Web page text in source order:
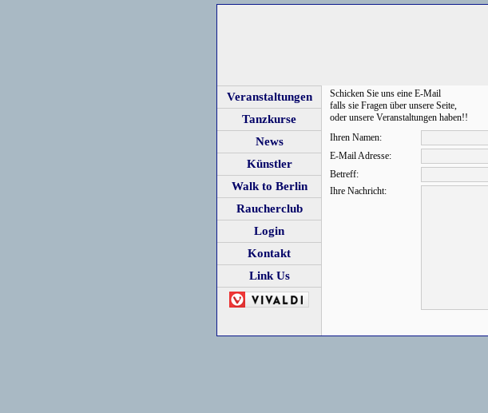
Veranstaltungen
Tanzkurse
News
Künstler
Walk to Berlin
Raucherclub
Login
Kontakt
Link Us
Schicken Sie uns eine E-Mail
falls sie Fragen über unsere Seite,
oder unsere Veranstaltungen haben!!
Ihren Namen:
E-Mail Adresse:
Betreff:
Ihre Nachricht: